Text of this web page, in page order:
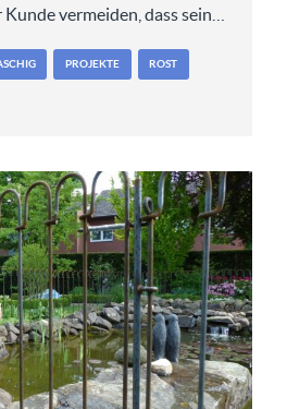
vermeiden, dass sein…
PROJEKTE ROST